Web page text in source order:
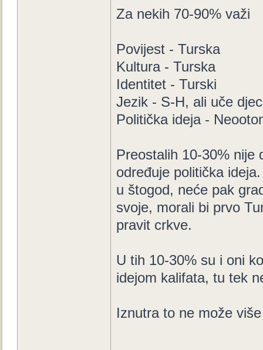
Za nekih 70-90% važi
Povijest - Turska
Kultura - Turska
Identitet - Turski
Jezik - S-H, ali uče
Politička ideja -
Preostalih 10-30% nije
određuje politička
u štogod, neće pak
svoje, morali bi prvo
pravit crkve.
U tih 10-30% su i oni
idejom kalifata, tu tek
Iznutra to ne može